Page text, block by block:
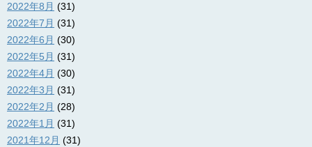
2022年8月 (31)
2022年7月 (31)
2022年6月 (30)
2022年5月 (31)
2022年4月 (30)
2022年3月 (31)
2022年2月 (28)
2022年1月 (31)
2021年12月 (31)